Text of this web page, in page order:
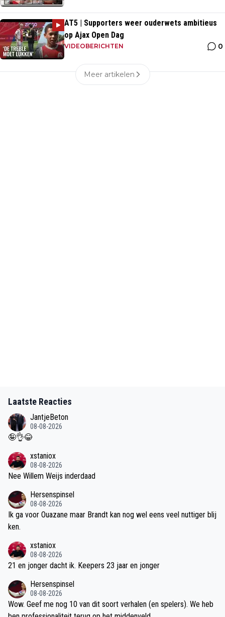
AT5 | Supporters weer ouderwets ambitieus
op Ajax Open Dag
VIDEOBERICHTEN 0
Meer artikelen
Laatste Reacties
JantjeBeton
08-08-2026
🤪👌😂
xstaniox
08-08-2026
Nee Willem Weijs inderdaad
Hersenspinsel
08-08-2026
Ik ga voor Ouazane maar Brandt kan nog wel eens veel nuttiger blij
ken.
xstaniox
08-08-2026
21 en jonger dacht ik. Keepers 23 jaar en jonger
Hersenspinsel
08-08-2026
Wow. Geef me nog 10 van dit soort verhalen (en spelers). We heb